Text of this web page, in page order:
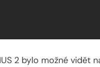
2 bylo možné vidět